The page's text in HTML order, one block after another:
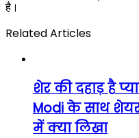
है।
Related Articles
शेर की दहाड़ है
Modi के साथ
में क्या लिखा